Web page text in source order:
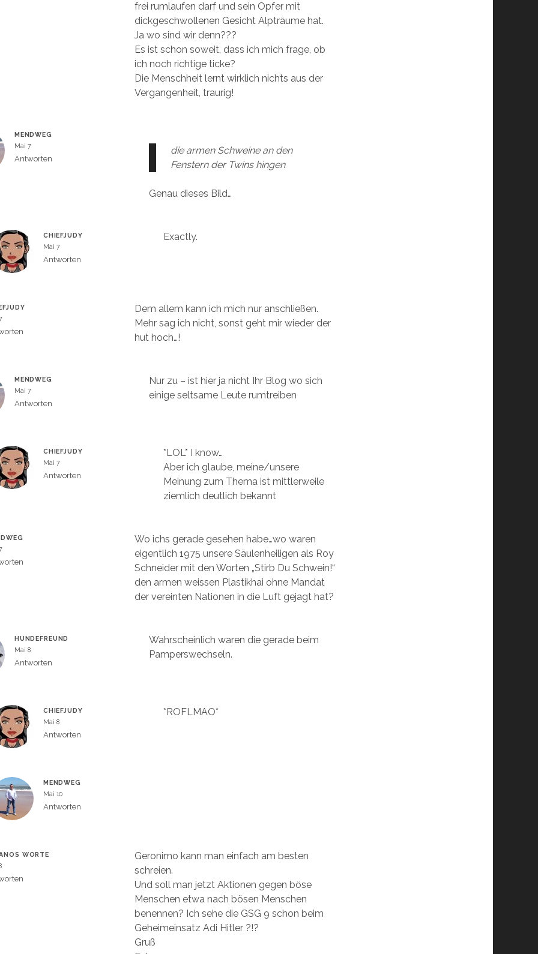
frei rumlaufen darf und sein Opfer mit
dickgeschwollenen Gesicht Alpträume hat.
Ja wo sind wir denn???
Es ist schon soweit, dass ich mich frage, ob
ich noch richtige ticke?
Die Menschheit lernt wirklich nichts aus der
Vergangenheit, traurig!
MENDWEG
Mai 7
Antworten
die armen Schweine an den
Fenstern der Twins hingen
Genau dieses Bild…
CHIEFJUDY
Mai 7
Antworten
Exactly.
Dem allem kann ich mich nur anschließen.
Mehr sag ich nicht, sonst geht mir wieder der
hut hoch…!
MENDWEG
Mai 7
Antworten
Nur zu – ist hier ja nicht Ihr Blog wo sich
einige seltsame Leute rumtreiben
CHIEFJUDY
Mai 7
Antworten
*LOL* I know…
Aber ich glaube, meine/unsere
Meinung zum Thema ist mittlerweile
ziemlich deutlich bekannt
Wo ichs gerade gesehen habe…wo waren
eigentlich 1975 unsere Säulenheiligen als Roy
Schneider mit den Worten „Stirb Du Schwein!“
den armen weissen Plastikhai ohne Mandat
der vereinten Nationen in die Luft gejagt hat?
HUNDEFREUND
Mai 8
Antworten
Wahrscheinlich waren die gerade beim
Pamperswechseln.
CHIEFJUDY
Mai 8
Antworten
*ROFLMAO*
MENDWEG
Mai 10
Antworten
WORTE
Geronimo kann man einfach am besten
schreien.
Und soll man jetzt Aktionen gegen böse
Menschen etwa nach bösen Menschen
benennen? Ich sehe die GSG 9 schon beim
Geheimeinsatz Adi Hitler ?!?
Gruß